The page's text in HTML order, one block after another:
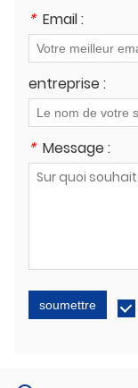
* Email :
entreprise :
* Message :
soumettre